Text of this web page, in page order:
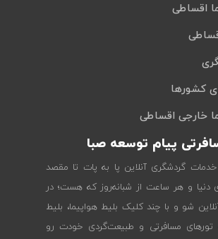
اقساطی
کشورها
خارجی اقساطی
پیام توسعه صبا
خدمات گردشگری آنلاین پا به پات تا مقصد
دنیا و هر ساعت از شبانه‌روز که هست؛ در
شو و با چند کلیک بلیط هواپیما، بلیط
تورهای مسافرتی و طبیعت‌گردی خودت رو